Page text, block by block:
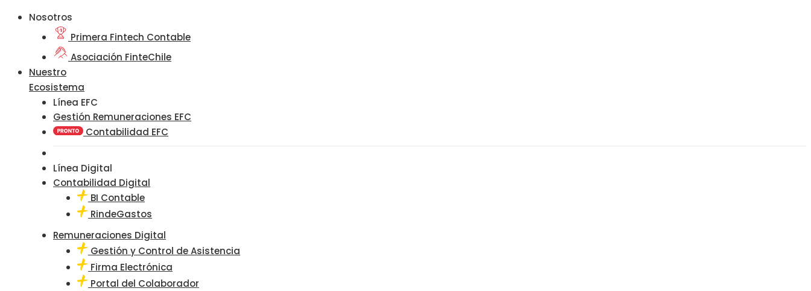
Nosotros
Primera Fintech Contable
Asociación FinteChile
Nuestro
Ecosistema
Línea EFC
Gestión Remuneraciones EFC
Contabilidad EFC
Línea Digital
Contabilidad Digital
BI Contable
RindeGastos
Remuneraciones Digital
Gestión y Control de Asistencia
Firma Electrónica
Portal del Colaborador